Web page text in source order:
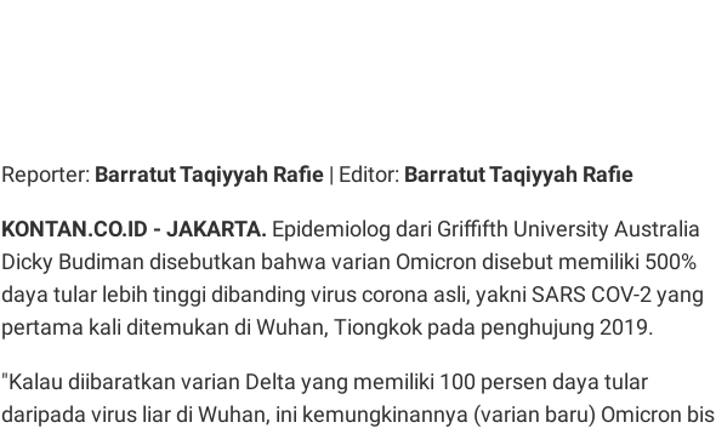
Reporter: Barratut Taqiyyah Rafie | Editor: Barratut Taqiyyah Rafie
KONTAN.CO.ID - JAKARTA. Epidemiolog dari Griffifth University Australia
Dicky Budiman disebutkan bahwa varian Omicron disebut memiliki 500%
daya tular lebih tinggi dibanding virus corona asli, yakni SARS COV-2 yang
pertama kali ditemukan di Wuhan, Tiongkok pada penghujung 2019.
"Kalau diibaratkan varian Delta yang memiliki 100 persen daya tular
daripada virus liar di Wuhan, ini kemungkinannya (varian baru) Omicron